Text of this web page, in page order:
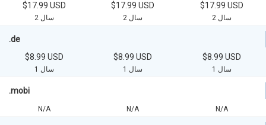
$17.99 USD
2 سال
$17.99 USD
2 سال
$17.99 USD
2 سال
.de
$8.99 USD
1 سال
$8.99 USD
1 سال
$8.99 USD
1 سال
.mobi
N/A N/A N/A